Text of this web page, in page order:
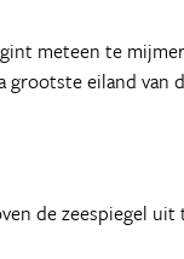
meteen te
grootste eiland van
de zeespiegel uit